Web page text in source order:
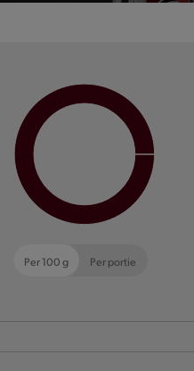
Bier
Het favoriete bier uit het
Per 100 g Per portie